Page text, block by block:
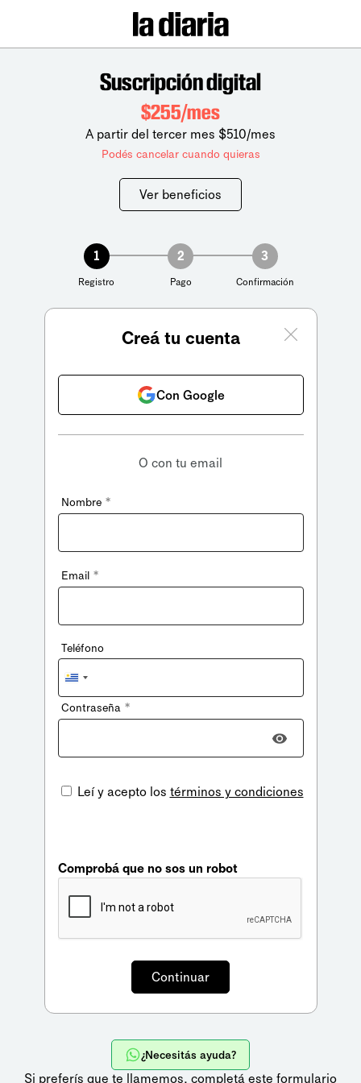
Suscripción digital
$255/mes
A partir del tercer mes $510/mes
Podés cancelar cuando quieras
Ver beneficios
1
Registro
2
Pago
3
Confirmación
Creá tu cuenta
Con Google
O con tu email
Nombre *
Email *
Teléfono
Uruguay
+598
Contraseña *
Leí y acepto los términos y condiciones
Comprobá que no sos un robot
¿Necesitás ayuda?
Si preferís que te llamemos, completá este formulario